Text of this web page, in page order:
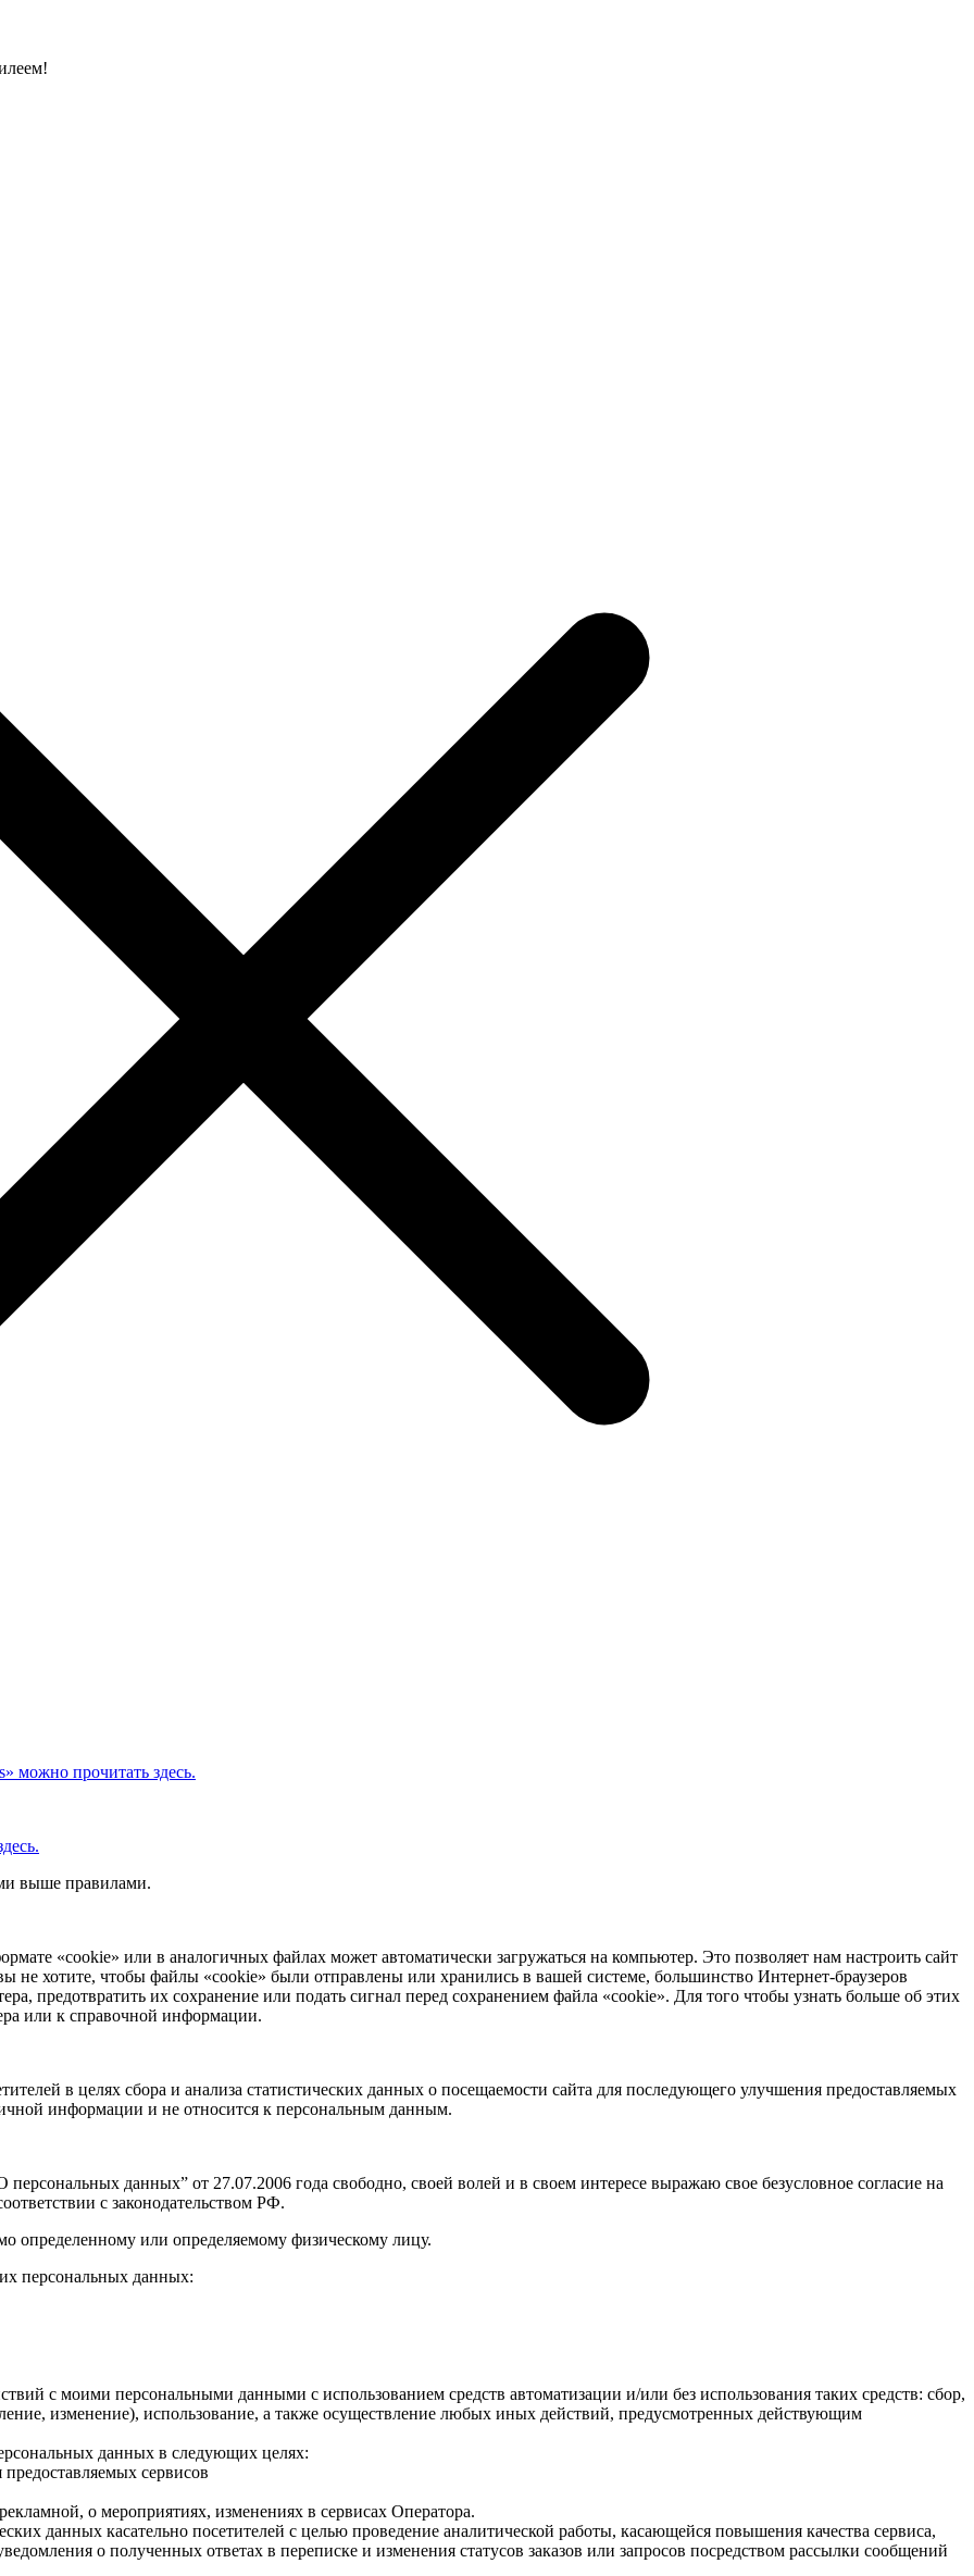
можно прочитать здесь.
выше правилами.
«cookie» или в аналогичных файлах может автоматически загружаться на компьютер. Это позволяет нам настроить сайт
не хотите, чтобы файлы «cookie» были отправлены или хранились в вашей системе, большинство Интернет-браузеров
предотвратить их сохранение или подать сигнал перед сохранением файла «cookie». Для того чтобы узнать больше об этих
или к справочной информации.
в целях сбора и анализа статистических данных о посещаемости сайта для последующего улучшения предоставляемых
информации и не относится к персональным данным.
данных” от 27.07.2006 года свободно, своей волей и в своем интересе выражаю свое безусловное согласие на
с законодательством РФ.
определенному или определяемому физическому лицу.
персональных данных:
с моими персональными данными с использованием средств автоматизации и/или без использования таких средств: сбор,
изменение), использование, а также осуществление любых иных действий, предусмотренных действующим
данных в следующих целях:
сервисов
о мероприятиях, изменениях в сервисах Оператора.
данных касательно посетителей с целью проведение аналитической работы, касающейся повышения качества сервиса,
о полученных ответах в переписке и изменения статусов заказов или запросов посредством рассылки сообщений